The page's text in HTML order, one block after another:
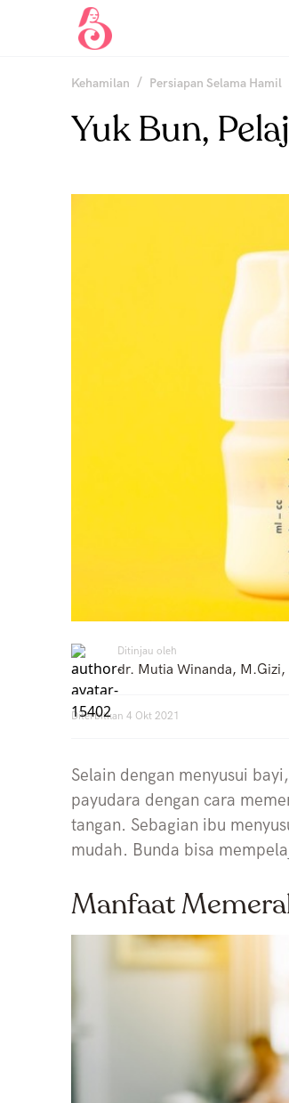
Kehamilan / Persiapan Selama Hamil
Yuk Bun,
Ditinjau oleh
dr. Mutia Winanda, M.Gizi,
Diterbitkan 4 Okt 2021
Selain dengan menyusui
payudara dengan cara
tangan. Sebagian ibu
mudah. Bunda bisa
Manfaat